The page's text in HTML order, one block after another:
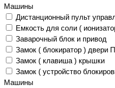
Машины
Дистанционный пульт
Емкость для соли (
Заварочный блок и привод
Замок ( блокиратор )
Замок ( клавиша ) крышки
Замок ( устройство
Машины